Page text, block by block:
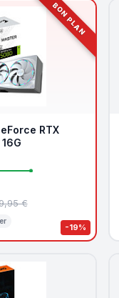
BON PLAN
-19%
RTX
€